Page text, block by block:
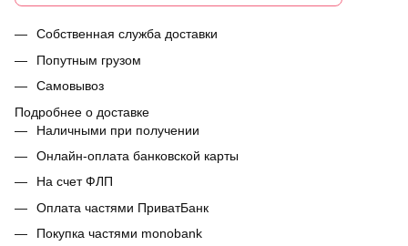
Собственная служба доставки
Попутным грузом
Самовывоз
Подробнее о доставке
Наличными при получении
Онлайн-оплата банковской карты
На счет ФЛП
Оплата частями ПриватБанк
Покупка частями monobank